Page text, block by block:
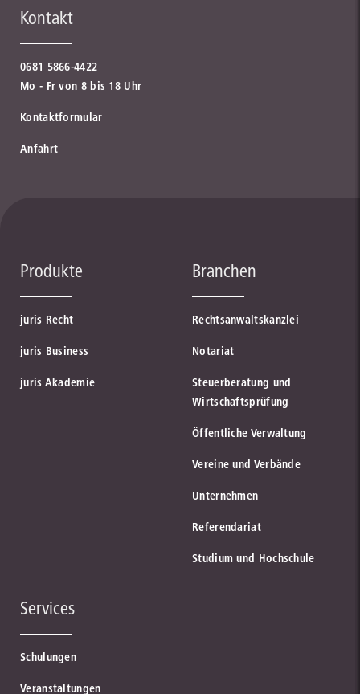
Kontakt
0681 5866-4422
Mo - Fr von 8 bis 18 Uhr
Kontaktformular
Anfahrt
Produkte
juris Recht
juris Business
juris Akademie
Branchen
Rechtsanwaltskanzlei
Notariat
Steuerberatung und
Wirtschaftsprüfung
Öffentliche Verwaltung
Vereine und Verbände
Unternehmen
Referendariat
Studium und Hochschule
Services
Schulungen
Veranstaltungen